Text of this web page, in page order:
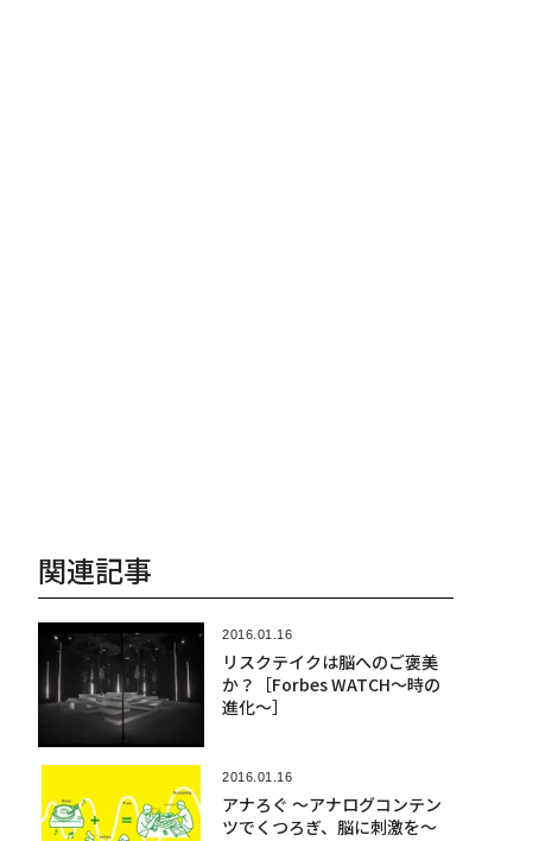
関連記事
2016.01.16
リスクテイクは脳へのご褒美
か？［Forbes WATCH〜時の
進化〜］
2016.01.16
アナろぐ 〜アナログコンテン
ツでくつろぎ、脳に刺激を〜